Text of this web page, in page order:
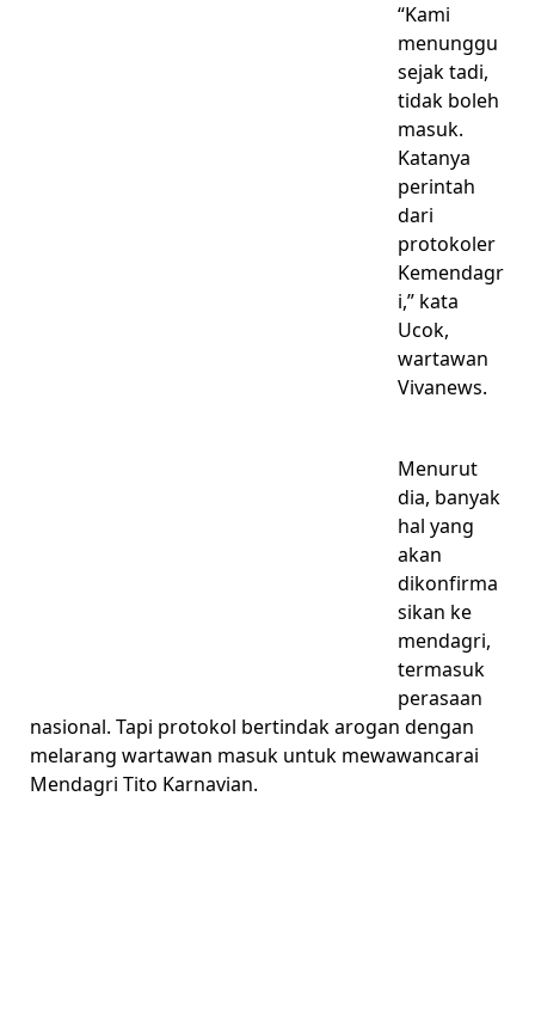
“Kami
menunggu
sejak tadi,
tidak boleh
masuk.
Katanya
perintah
dari
protokoler
Kemendagr
i,” kata
Ucok,
wartawan
Vivanews.
Menurut
dia, banyak
hal yang
akan
dikonfirma
sikan ke
mendagri,
termasuk
perasaan
nasional. Tapi protokol bertindak arogan dengan
melarang wartawan masuk untuk mewawancarai
Mendagri Tito Karnavian.